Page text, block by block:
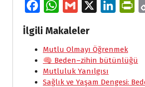
c
e
b
o
W
a
t
s
A
a
i
l
k
e
d
t
F
İlgili Makaleler
Mutlu Olmayı Öğrenmek
🧠 Beden–zihin bütünlüğü
Mutluluk Yanılgısı
Sağlık ve Yaşam Dengesi: